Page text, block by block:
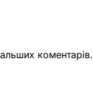
коментарів.